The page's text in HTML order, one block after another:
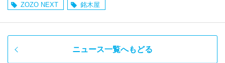
ZOZO NEXT 銘木屋
ニュース一覧へもどる